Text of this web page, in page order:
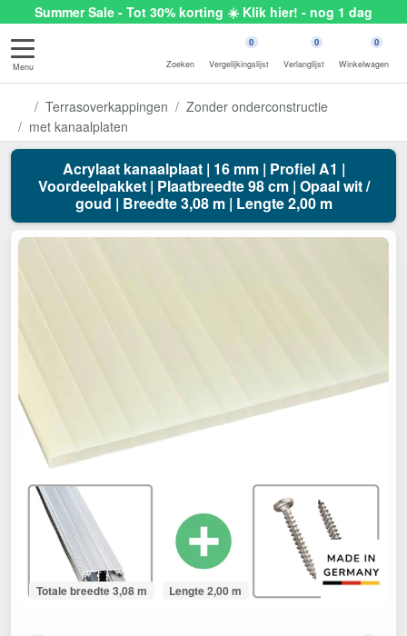
Summer Sale - Tot 30% korting ☀️ Klik hier! - nog 1 dag
Menu Zoeken
0
Vergelijkingslijst
0
Verlanglijst
0
Winkelwagen
Terrasoverkappingen
Zonder onderconstructie
met kanaalplaten
Acrylaat kanaalplaat | 16 mm | Profiel A1 |
Voordeelpakket | Plaatbreedte 98 cm | Opaal wit /
goud | Breedte 3,08 m | Lengte 2,00 m
Totale breedte 3,08 m Lengte 2,00 m